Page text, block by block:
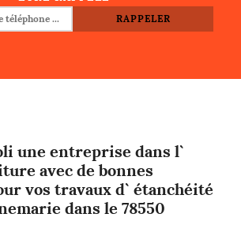
une entreprise dans l`
avec de bonnes
vos travaux d` étanchéité
dans le 78550